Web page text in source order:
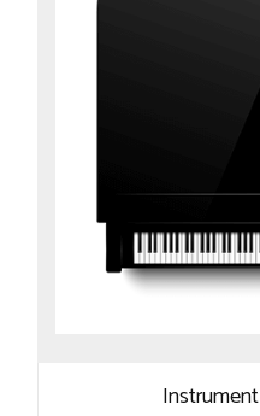
Instrument